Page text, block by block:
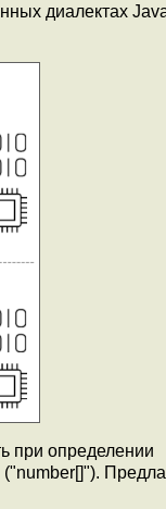
диалектах
при определении